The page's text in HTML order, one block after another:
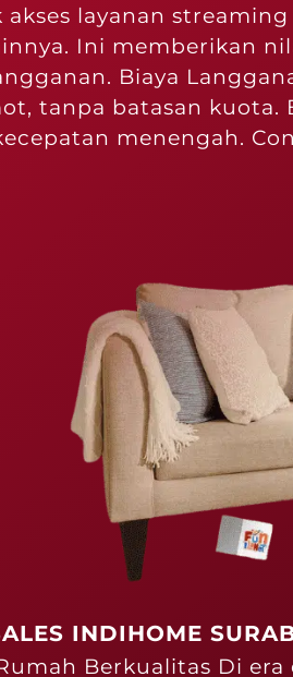
layanan
Ini memberikan
Biaya
tanpa batasan
menengah.
INDIHOME
Berkualitas Di